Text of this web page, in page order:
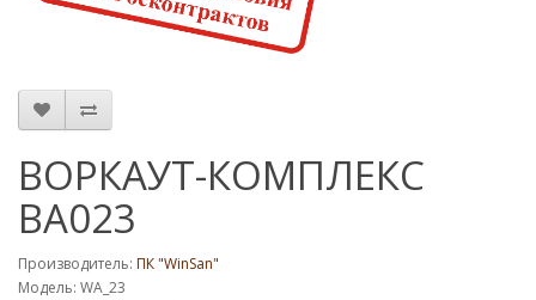
ВОРКАУТ-КОМПЛЕКС
ВА023
Производитель: ПК "WinSan"
Модель: WA_23